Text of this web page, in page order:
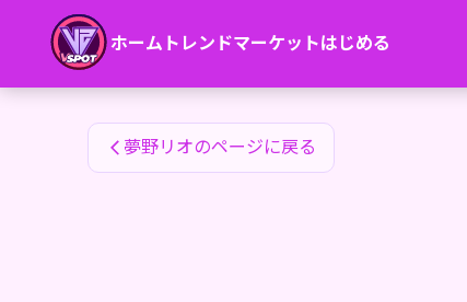
ホーム トレンドマーケットはじめる
夢野リオのファンアイテム
夢野リオのページに戻る
夢野リオのファンアイテム — 24karat